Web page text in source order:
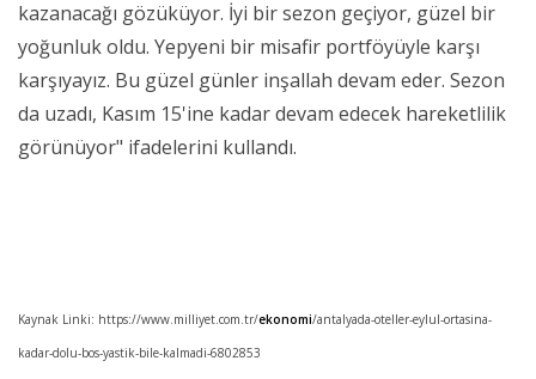
kazanacağı gözüküyor. İyi bir sezon geçiyor, güzel bir
yoğunluk oldu. Yepyeni bir misafir portföyüyle karşı
karşıyayız. Bu güzel günler inşallah devam eder. Sezon
da uzadı, Kasım 15'ine kadar devam edecek hareketlilik
görünüyor" ifadelerini kullandı.
Kaynak Linki: https://www.milliyet.com.tr/ekonomi/antalyada-oteller-eylul-ortasina-
kadar-dolu-bos-yastik-bile-kalmadi-6802853